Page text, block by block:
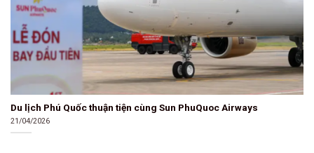
Du lịch Phú Quốc thuận tiện cùng Sun PhuQuoc Airways
21/04/2026